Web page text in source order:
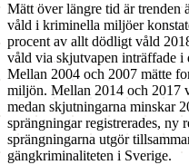
Mätt över längre tid är trenden
våld i kriminella miljöer
procent av allt dödligt våld
våld via skjutvapen inträffade i
Mellan 2004 och 2007 mätte
miljön. Mellan 2014 och 2017
medan skjutningarna minskar
sprängningar registrerades, ny
sprängningarna utgör
gängkriminaliteten i Sverige.